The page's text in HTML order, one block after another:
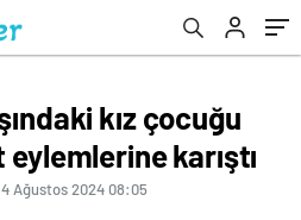
kız çocuğu
eylemlerine karıştı
Ağustos 2024 08:05